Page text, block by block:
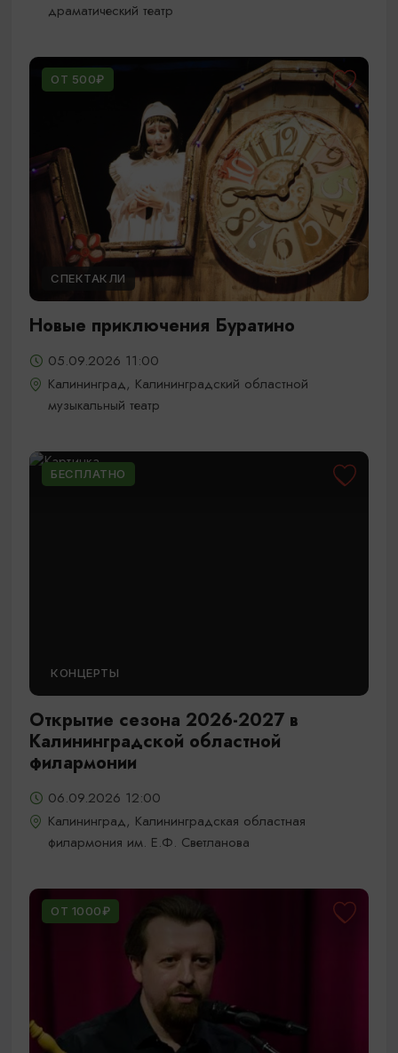
драматический театр
ОТ 500₽
СПЕКТАКЛИ
Новые приключения Буратино
05.09.2026 11:00
Калининград, Калининградский областной
музыкальный театр
БЕСПЛАТНО
КОНЦЕРТЫ
Открытие сезона 2026-2027 в
Калининградской областной
филармонии
06.09.2026 12:00
Калининград, Калининградская областная
филармония им. Е.Ф. Светланова
ОТ 1000₽